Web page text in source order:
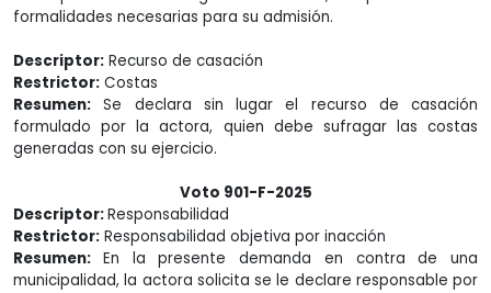
formalidades necesarias para su admisión.
Descriptor: Recurso de casación
Restrictor: Costas
Resumen: Se declara sin lugar el recurso de casación
formulado por la actora, quien debe sufragar las costas
generadas con su ejercicio.
Voto 901-F-2025
Descriptor:Responsabilidad
Restrictor: Responsabilidad objetiva por inacción
Resumen: En la presente demanda en contra de una
municipalidad, la actora solicita se le declare responsable por